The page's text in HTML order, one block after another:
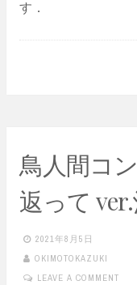
す．
鳥人間コ
返って
2021年8月5日
OKIMOTOKAZUKI
LEAVE A COMMENT